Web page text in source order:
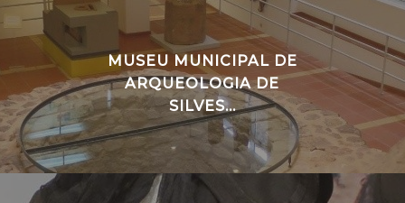
MUSEU MUNICIPAL DE
ARQUEOLOGIA DE
SILVES...